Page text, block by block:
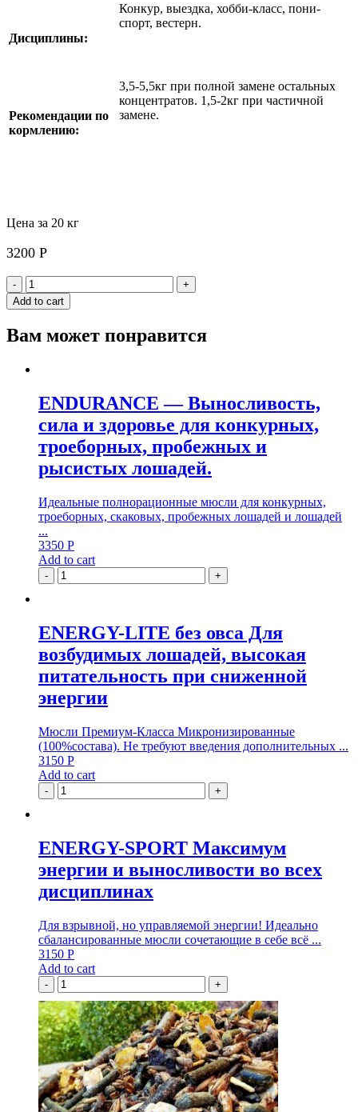
Дисциплины:
Конкур, выездка, хобби-класс, пони-
спорт, вестерн.
Рекомендации по
кормлению:
3,5-5,5кг при полной замене остальных
концентратов. 1,5-2кг при частичной
замене.
Цена за 20 кг
3200 Р
CLASSIC-
SPORT
без
Идеальный
высококачественных
спортивных
лошадей:
Спокойствие,
Концетрация
-
+
Add to cart
Вам может понравится
ENDURANCE — Выносливость,
сила и здоровье для конкурных,
троеборных, пробежных и
рысистых лошадей.
Идеальные полнорационные мюсли для конкурных,
троеборных, скаковых, пробежных лошадей и лошадей
...
3350 Р
Add to cart
- +
ENERGY-LITE без овса Для
возбудимых лошадей, высокая
питательность при сниженной
энергии
Мюсли Премиум-Класса Микронизированные
(100%состава). Не требуют введения дополнительных ...
3150 Р
Add to cart
- +
ENERGY-SPORT Максимум
энергии и выносливости во всех
дисциплинах
Для взрывной, но управляемой энергии! Идеально
сбалансированные мюсли сочетающие в себе всё ...
3150 Р
Add to cart
- +